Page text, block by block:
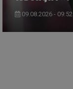
09.08.2026 - 09:52